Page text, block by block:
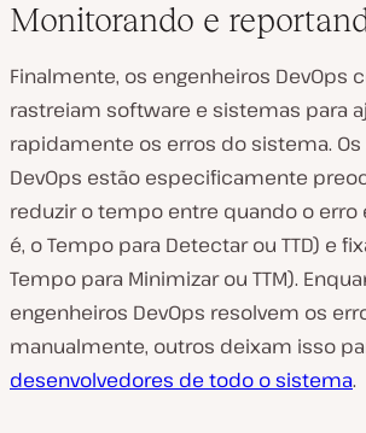
Monitorando e
Finalmente, os engenheiros DevOps
rastreiam software e sistemas para
rapidamente os erros do sistema.
DevOps estão especificamente
reduzir o tempo entre quando o
é, o Tempo para Detectar ou TTD) e
Tempo para Minimizar ou TTM).
engenheiros DevOps resolvem os
manualmente, outros deixam isso
desenvolvedores de todo o sistema.